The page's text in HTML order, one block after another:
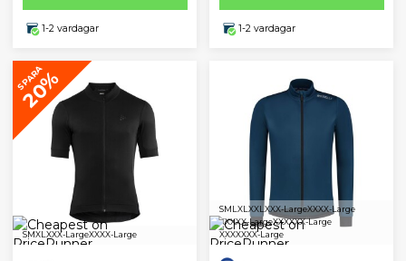
1-2 vardagar 1-2 vardagar
SPARA
20%
SMXL XXX-LargeXXXX-Large
SML XL XXLXXX-LargeXXXX-Large
XXXXX-LargeXXXXXX-Large
XXXXXXX-Large